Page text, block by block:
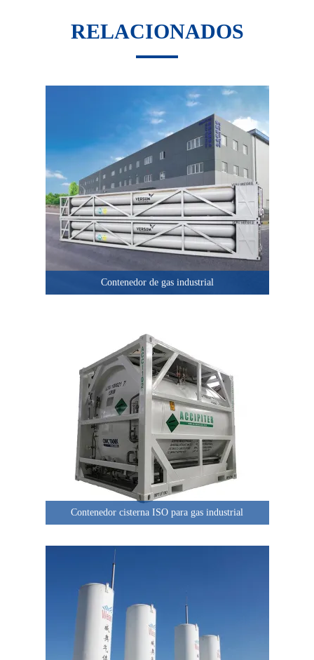
RELACIONADOS
Contenedor de gas industrial
Contenedor cisterna ISO para gas industrial